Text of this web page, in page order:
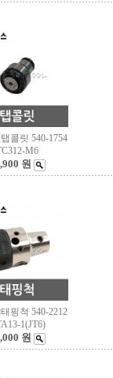
콜릿 540-1754
M6
원
핑척 540-2212
1(JT6)
원